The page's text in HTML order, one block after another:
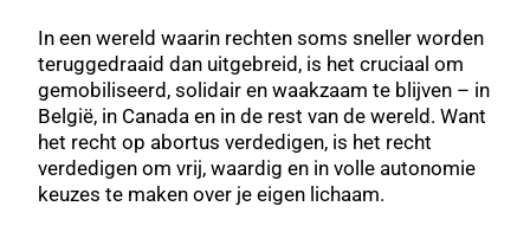
In een wereld waarin rechten soms sneller worden
teruggedraaid dan uitgebreid, is het cruciaal om
gemobiliseerd, solidair en waakzaam te blijven – in
België, in Canada en in de rest van de wereld. Want
het recht op abortus verdedigen, is het recht
verdedigen om vrij, waardig en in volle autonomie
keuzes te maken over je eigen lichaam.